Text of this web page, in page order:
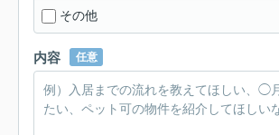
その他
内容 任意